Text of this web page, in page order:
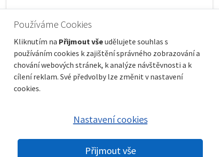
Různé
© 2026 nemovitosti-chorvatsko.eu | GDPR|
Immobilien Kroatien DE|Immobilien Kroatien AT
Praha
Používáme Cookies
Kliknutím na Přijmout všeudělujete souhlas s
používáním cookies k zajištění správného zobrazování a
chování webových stránek, k analýze návštěvnosti a k
cílení reklam. Své předvolby lze změnit v nastavení
cookies.
Nastavení cookies
Přijmout vše